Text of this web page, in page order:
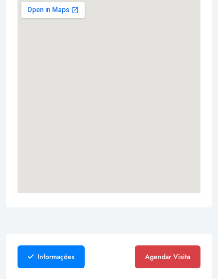
Informações Agendar Visita